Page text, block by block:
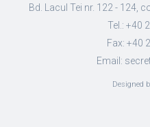
Bd. Lacul Tei nr. 122 - 124,
Tel.: +40
Fax: +40
Email:
Designed